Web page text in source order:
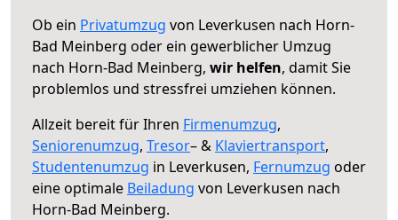
Ob ein Privatumzug von Leverkusen nach Horn-
Bad Meinberg oder ein gewerblicher Umzug
nach Horn-Bad Meinberg, wir helfen, damit Sie
problemlos und stressfrei umziehen können.
Allzeit bereit für Ihren Firmenumzug,
Seniorenumzug, Tresor– & Klaviertransport,
Studentenumzug in Leverkusen, Fernumzug oder
eine optimale Beiladung von Leverkusen nach
Horn-Bad Meinberg.